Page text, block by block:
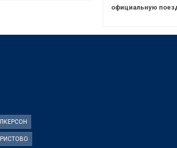
официальную